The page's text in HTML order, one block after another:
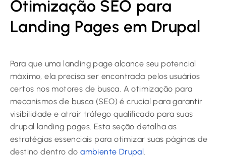
Otimização SEO para
Landing Pages em Drupal
Para que uma landing page alcance seu potencial
máximo, ela precisa ser encontrada pelos usuários
certos nos motores de busca. A otimização para
mecanismos de busca (SEO) é crucial para garantir
visibilidade e atrair tráfego qualificado para suas
drupal landing pages. Esta seção detalha as
estratégias essenciais para otimizar suas páginas de
destino dentro doambiente Drupal.